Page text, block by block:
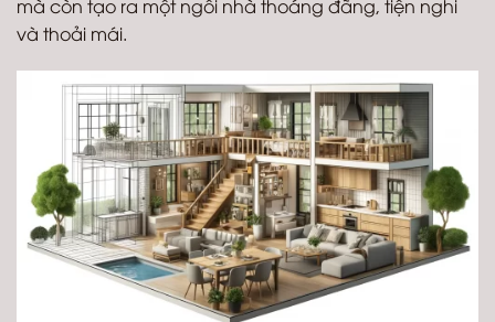
mà còn tạo ra một ngôi nhà thoáng đãng, tiện nghi
và thoải mái.